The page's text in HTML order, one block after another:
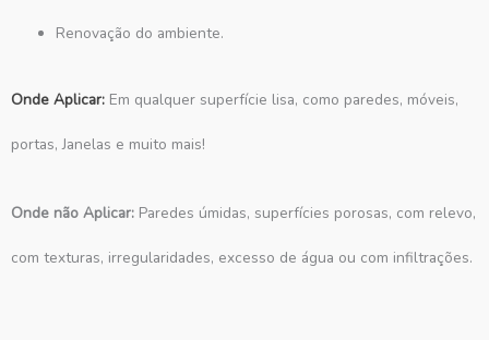
Renovação do ambiente.
Onde Aplicar: Em qualquer superfície lisa, como paredes, móveis,
portas, Janelas e muito mais!
Onde não Aplicar: Paredes úmidas, superfícies porosas, com relevo,
com texturas, irregularidades, excesso de água ou com infiltrações.